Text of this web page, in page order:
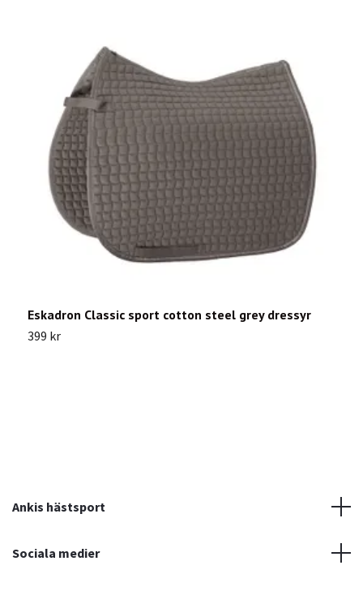
Eskadron Classic sport cotton steel grey dressyr
399 kr
Ankis hästsport
Sociala medier